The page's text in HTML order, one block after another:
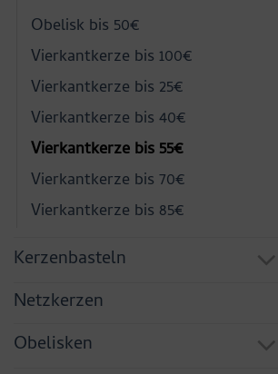
Obelisk bis 50€
Vierkantkerze bis 100€
Vierkantkerze bis 25€
Vierkantkerze bis 40€
Vierkantkerze bis 55€
Vierkantkerze bis 70€
Vierkantkerze bis 85€
Kerzenbasteln
Netzkerzen
Obelisken